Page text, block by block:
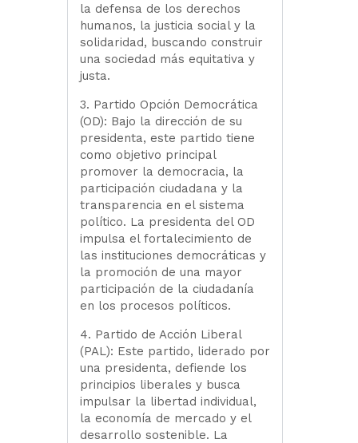
la defensa de los derechos
humanos, la justicia social y la
solidaridad, buscando construir
una sociedad más equitativa y
justa.
3. Partido Opción Democrática
(OD): Bajo la dirección de su
presidenta, este partido tiene
como objetivo principal
promover la democracia, la
participación ciudadana y la
transparencia en el sistema
político. La presidenta del OD
impulsa el fortalecimiento de
las instituciones democráticas y
la promoción de una mayor
participación de la ciudadanía
en los procesos políticos.
4. Partido de Acción Liberal
(PAL): Este partido, liderado por
una presidenta, defiende los
principios liberales y busca
impulsar la libertad individual,
la economía de mercado y el
desarrollo sostenible. La